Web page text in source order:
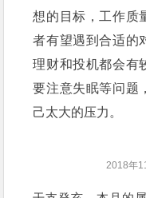
想的目标，工作质
者有望遇到合适的
理财和投机都会有
要注意失眠等问题
己太大的压力。
2018年